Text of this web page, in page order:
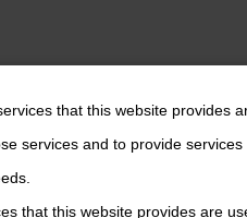
that this website provides
services and to provide
that this website provides are